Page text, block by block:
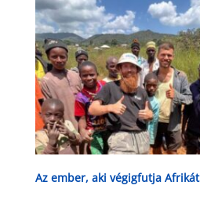
Az ember, aki végigfutja Afrikát